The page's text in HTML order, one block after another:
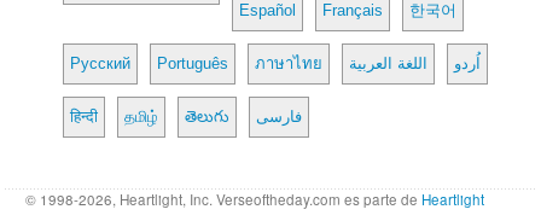
Español Français 한국어
Русский Português ภาษาไทย اللغة العربية اُردو
हिन्दी தமிழ் తెలుగు فارسی
© 1998-2026, Heartlight, Inc. Verseoftheday.com es parte de Heartlight